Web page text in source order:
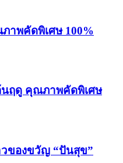
าพคัดพิเศษ 100%
นฤดู คุณภาพคัดพิเศษ
วของขวัญ “ปันสุข”